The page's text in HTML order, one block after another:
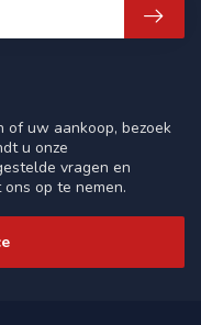
of uw aankoop, bezoek
u onze
vragen en
op te nemen.